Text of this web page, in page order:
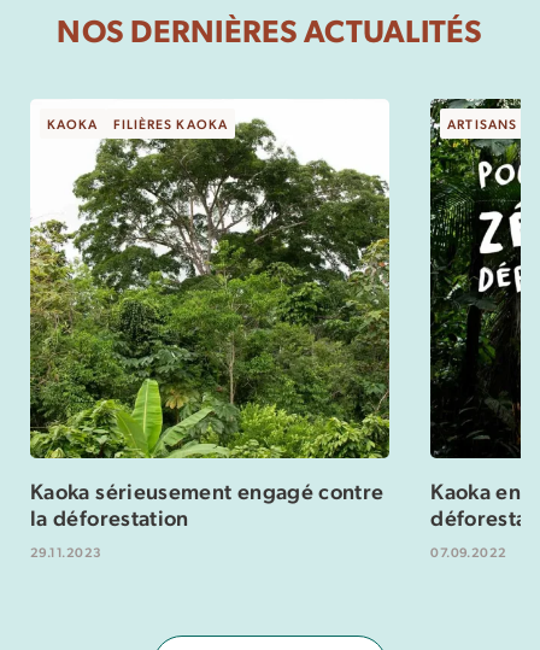
NOS DERNIÈRES ACTUALITÉS
KAOKA FILIÈRES KAOKA
Kaoka sérieusement engagé contre
la déforestation
29.11.2023
ARTISANS
Kaoka
07.09.2022